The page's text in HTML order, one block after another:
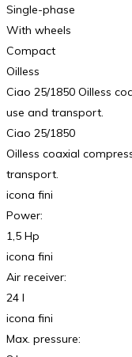
Single-phase
With wheels
Compact
Oilless
Ciao 25/1850 Oilless
use and transport.
Ciao 25/1850
Oilless coaxial
transport.
icona fini
Power:
1,5 Hp
icona fini
Air receiver:
24 l
icona fini
Max. pressure: